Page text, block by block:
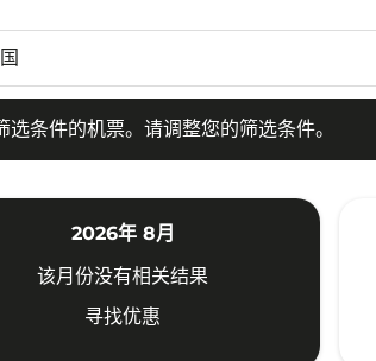
选条件的机票。请调整您的筛选条件。
2026年 8月
该月份没有相关结果
寻找优惠